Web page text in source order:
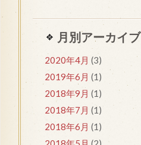
月別アーカイブ
2020年4月 (3)
2019年6月 (1)
2018年9月 (1)
2018年7月 (1)
2018年6月 (1)